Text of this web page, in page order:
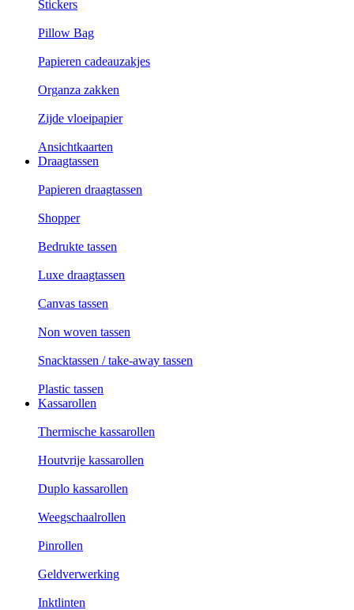
Stickers
Pillow Bag
Papieren cadeauzakjes
Organza zakken
Zijde vloeipapier
Ansichtkaarten
Draagtassen
Papieren draagtassen
Shopper
Bedrukte tassen
Luxe draagtassen
Canvas tassen
Non woven tassen
Snacktassen / take-away tassen
Plastic tassen
Kassarollen
Thermische kassarollen
Houtvrije kassarollen
Duplo kassarollen
Weegschaalrollen
Pinrollen
Geldverwerking
Inktlinten